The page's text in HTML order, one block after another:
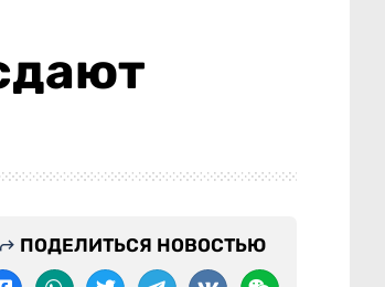
ПОДЕЛИТЬСЯ НОВОСТЬЮ